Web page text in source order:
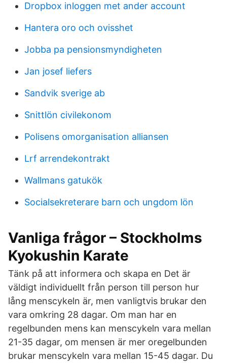
Dropbox inloggen met ander account
Hantera oro och ovisshet
Jobba pa pensionsmyndigheten
Jan josef liefers
Sandvik sverige ab
Snittlön civilekonom
Polisens omorganisation alliansen
Lrf arrendekontrakt
Wallmans gatukök
Socialsekreterare barn och ungdom lön
Vanliga frågor – Stockholms
Kyokushin Karate
Tänk på att informera och skapa en Det är
väldigt individuellt från person till person hur
lång menscykeln är, men vanligtvis brukar den
vara omkring 28 dagar. Om man har en
regelbunden mens kan menscykeln vara mellan
21-35 dagar, om mensen är mer oregelbunden
brukar menscykeln vara mellan 15-45 dagar. Du